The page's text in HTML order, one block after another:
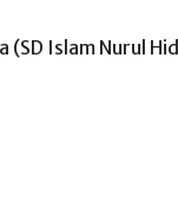
(SD Islam Nurul